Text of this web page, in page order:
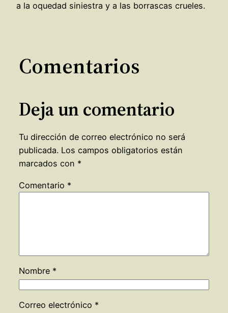
a la oquedad siniestra y a las borrascas crueles.
Comentarios
Deja un comentario
Tu dirección de correo electrónico no será
publicada. Los campos obligatorios están
marcados con *
Comentario *
Nombre *
Correo electrónico *